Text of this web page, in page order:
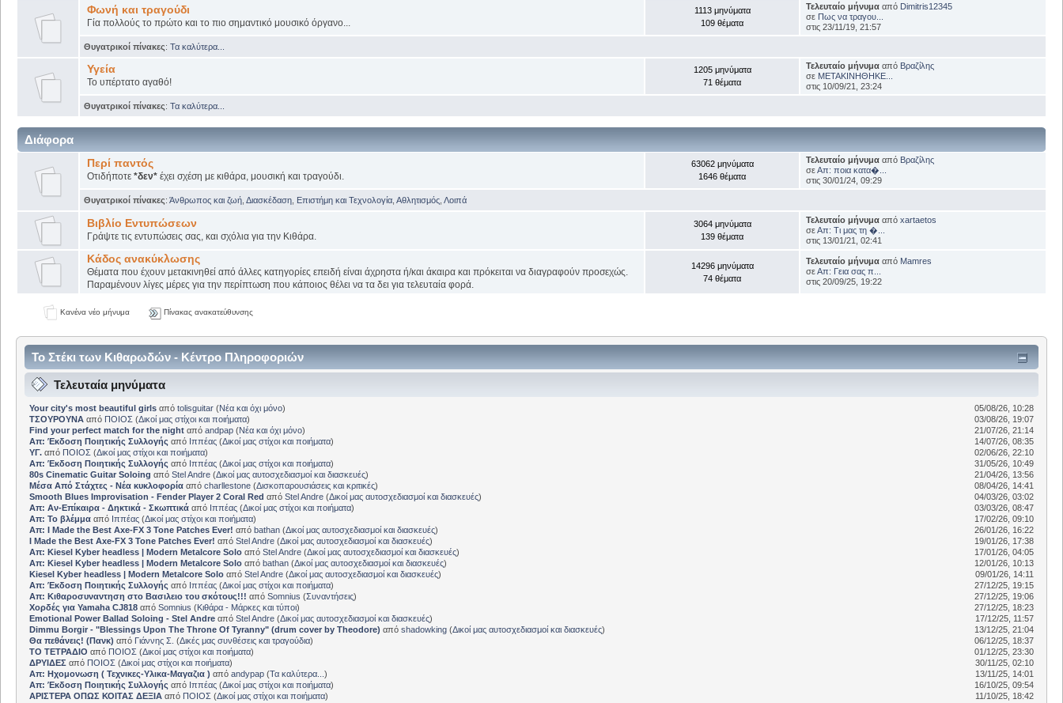
Φωνή και τραγούδι
Γία πολλούς το πρώτο και το πιο σημαντικό μουσικό όργανο...
1113 μηνύματα
109 θέματα
Τελευταίο μήνυμα από Dimitris12345
σε Πως να τραγου...
στις 23/11/19, 21:57
Θυγατρικοί πίνακες: Τα καλύτερα...
Υγεία
Το υπέρτατο αγαθό!
1205 μηνύματα
71 θέματα
Τελευταίο μήνυμα από Βραζίλης
σε ΜΕΤΑΚΙΝΗΘΗΚΕ...
στις 10/09/21, 23:24
Θυγατρικοί πίνακες: Τα καλύτερα...
Διάφορα
Περί παντός
Οτιδήποτε *δεν*έχει σχέση με κιθάρα, μουσική και τραγούδι.
63062 μηνύματα
1646 θέματα
Τελευταίο μήνυμα από Βραζίλης
σεΑπ: ποια κατα�...
στις 30/01/24, 09:29
Θυγατρικοί πίνακες: Άνθρωπος και ζωή Διασκέδαση Επιστήμη και Τεχνολογία Αθλητισμός Λοιπά
Βιβλίο Εντυπώσεων
Γράψτε τις εντυπώσεις σας, και σχόλια για την Κιθάρα.
3064 μηνύματα
139 θέματα
Τελευταίο μήνυμα απόxartaetos
σεΑπ: Τι μας τη �...
στις 13/01/21, 02:41
Κάδος ανακύκλωσης
Θέματα που έχουν μετακινηθεί από άλλες κατηγορίες επειδή είναι άχρηστα ή/και άκαιρα και πρόκειται να διαγραφούν προσεχώς.
Παραμένουν λίγες μέρες για την περίπτωση που κάποιος θέλει να τα δει για τελευταία φορά.
14296 μηνύματα
74 θέματα
Τελευταίο μήνυμα από Mamres
σεΑπ: Γεια σας π...
στις 20/09/25, 19:22
Κανένα νέο μήνυμα Πίνακας ανακατεύθυνσης
Το Στέκι των Κιθαρωδών - Κέντρο Πληροφοριών
Τελευταία μηνύματα
Your city's most beautiful girlsαπό tolisguitar(Νέα και όχι μόνο)
05/08/26, 10:28
ΤΣΟΥΡΟΥΝΑαπό ΠΟΙΟΣ (Δικοί μας στίχοι και ποιήματα)
03/08/26, 19:07
Find your perfect match for the nightαπό andpap(Νέα και όχι μόνο)
21/07/26, 21:14
Απ: Έκδοση Ποιητικής Συλλογής από Ιππέας(Δικοί μας στίχοι και ποιήματα)
14/07/26, 08:35
ΥΓ.από ΠΟΙΟΣ (Δικοί μας στίχοι και ποιήματα)
02/06/26, 22:10
Απ: Έκδοση Ποιητικής Συλλογής από Ιππέας(Δικοί μας στίχοι και ποιήματα)
31/05/26, 10:49
80s Cinematic Guitar Soloing από Stel Andre(Δικοί μας αυτοσχεδιασμοί και διασκευές)
21/04/26, 13:56
Μέσα Από Στάχτες - Νέα κυκλοφορίααπό charllestone(Δισκοπαρουσιάσεις και κριτικές)
08/04/26, 14:41
Smooth Blues Improvisation - Fender Player 2 Coral Red από Stel Andre(Δικοί μας αυτοσχεδιασμοί και διασκευές)
04/03/26, 03:02
Απ: Αν-Επίκαιρα - Δηκτικά - Σκωπτικά από Ιππέας(Δικοί μας στίχοι και ποιήματα)
03/03/26, 08:47
Απ: Το βλέμμα από Ιππέας(Δικοί μας στίχοι και ποιήματα)
17/02/26, 09:10
Απ: I Made the Best Axe-FX 3 Tone Patches Ever! από bathan(Δικοί μας αυτοσχεδιασμοί και διασκευές)
26/01/26, 16:22
I Made the Best Axe-FX 3 Tone Patches Ever! από Stel Andre(Δικοί μας αυτοσχεδιασμοί και διασκευές)
19/01/26, 17:38
Απ: Kiesel Kyber headless | Modern Metalcore Solo από Stel Andre(Δικοί μας αυτοσχεδιασμοί και διασκευές)
17/01/26, 04:05
Απ: Kiesel Kyber headless | Modern Metalcore Solo από bathan(Δικοί μας αυτοσχεδιασμοί και διασκευές)
12/01/26, 10:13
Kiesel Kyber headless | Modern Metalcore Solo από Stel Andre(Δικοί μας αυτοσχεδιασμοί και διασκευές)
09/01/26, 14:11
Απ: Έκδοση Ποιητικής Συλλογής από Ιππέας(Δικοί μας στίχοι και ποιήματα)
27/12/25, 19:15
Απ: Κιθαροσυναντηση στο Βασιλειο του σκότους!!! από Somnius (Συναντήσεις)
27/12/25, 19:06
Χορδές για Yamaha CJ818από Somnius (Κιθάρα - Μάρκες και τύποι)
27/12/25, 18:23
Emotional Power Ballad Soloing - Stel Andreαπό Stel Andre(Δικοί μας αυτοσχεδιασμοί και διασκευές)
17/12/25, 11:57
Dimmu Borgir - "Blessings Upon The Throne Of Tyranny" (drum cover by Theodore) από shadowking(Δικοί μας αυτοσχεδιασμοί και διασκευές)
13/12/25, 21:04
Θα πεθάνεις! (Πανκ) από Γιάννης Σ. (Δικές μας συνθέσεις και τραγούδια)
06/12/25, 18:37
ΤΟ ΤΕΤΡΑΔΙΟ από ΠΟΙΟΣ (Δικοί μας στίχοι και ποιήματα)
01/12/25, 23:30
ΔΡΥΙΔΕΣ από ΠΟΙΟΣ (Δικοί μας στίχοι και ποιήματα)
30/11/25, 02:10
Απ: Ηχομονωση ( Τεχνικες-Υλικα-Μαγαζια ) από andypap(Τα καλύτερα... )
13/11/25, 14:01
Απ: Έκδοση Ποιητικής Συλλογής από Ιππέας(Δικοί μας στίχοι και ποιήματα)
16/10/25, 09:54
ΑΡΙΣΤΕΡΑ ΟΠΩΣ ΚΟΙΤΑΣ ΔΕΞΙΑαπό ΠΟΙΟΣ (Δικοί μας στίχοι και ποιήματα)
11/10/25, 18:42